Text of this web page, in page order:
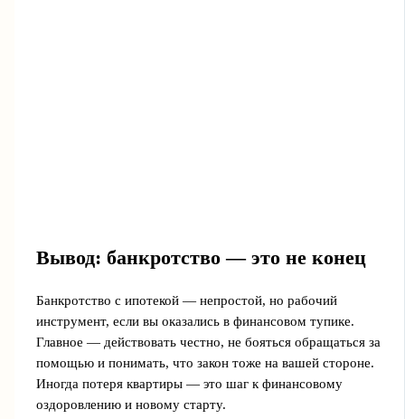
Вывод: банкротство — это не конец
Банкротство с ипотекой — непростой, но рабочий
инструмент, если вы оказались в финансовом тупике.
Главное — действовать честно, не бояться обращаться за
помощью и понимать, что закон тоже на вашей стороне.
Иногда потеря квартиры — это шаг к финансовому
оздоровлению и новому старту.